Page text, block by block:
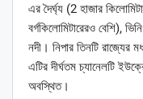
এর দৈর্ঘ্য (2 হাজার
বর্গকিলোমিটারেরও বেশি),
নদী। নিপার তিনটি রাজ্যের
এটির দীর্ঘতম চ্যানেলটি
অবস্থিত।